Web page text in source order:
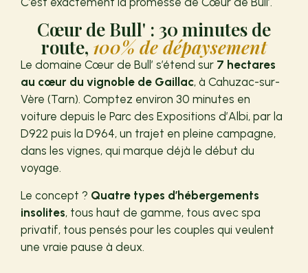
Cœur de Bull' : 30 minutes de
route, 100% de dépaysement
Le domaine Cœur de Bull’ s’étend sur 7 hectares
au cœur du vignoble de Gaillac, à Cahuzac-sur-
Vère (Tarn). Comptez environ 30 minutes en
voiture depuis le Parc des Expositions d’Albi, par la
D922 puis la D964, un trajet en pleine campagne,
dans les vignes, qui marque déjà le début du
voyage.
Le concept ? Quatre types d’hébergements
insolites, tous haut de gamme, tous avec spa
privatif, tous pensés pour les couples qui veulent
une vraie pause à deux.